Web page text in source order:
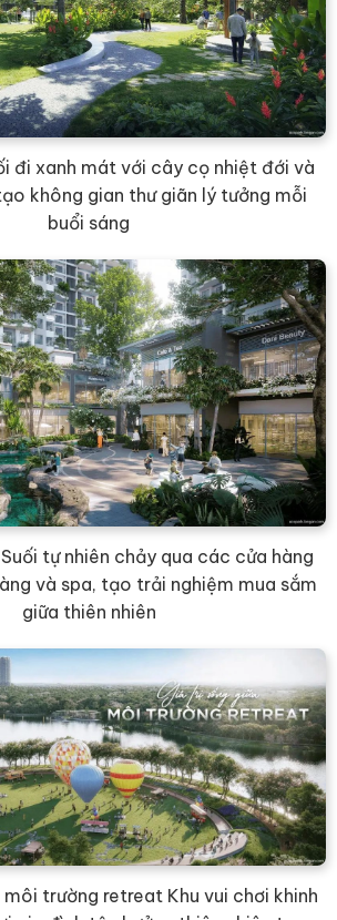
đi xanh mát với cây cọ nhiệt đới và
không gian thư giãn lý tưởng mỗi
buổi sáng
tự nhiên chảy qua các cửa hàng
và spa, tạo trải nghiệm mua sắm
giữa thiên nhiên
trường retreat Khu vui chơi khinh